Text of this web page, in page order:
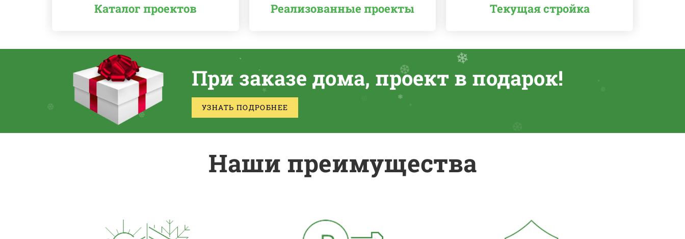
Каталог проектов Реализованные проекты Текущая стройка
❅
❆ ❆
❆ *
❆
При заказе дома, проект в подарок!
УЗНАТЬ ПОДРОБНЕЕ
Наши преимущества